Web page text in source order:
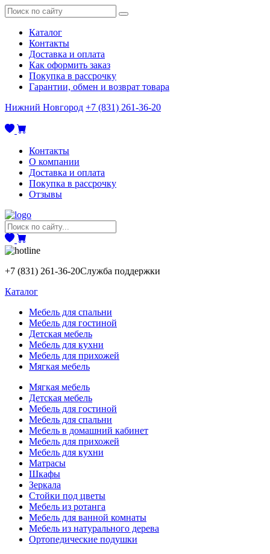
Каталог
Контакты
Доставка и оплата
Как оформить заказ
Покупка в рассрочку
Гарантии, обмен и возврат товара
Нижний Новгород +7 (831) 261-36-20
Контакты
О компании
Доставка и оплата
Покупка в рассрочку
Отзывы
+7 (831) 261-36-20Служба поддержки
Каталог
Мебель для спальни
Мебель для гостиной
Детская мебель
Мебель для кухни
Мебель для прихожей
Мягкая мебель
Мягкая мебель
Детская мебель
Мебель для гостиной
Мебель для спальни
Мебель в домашний кабинет
Мебель для прихожей
Мебель для кухни
Матрасы
Шкафы
Зеркала
Стойки под цветы
Мебель из ротанга
Мебель для ванной комнаты
Мебель из натурального дерева
Ортопедические подушки